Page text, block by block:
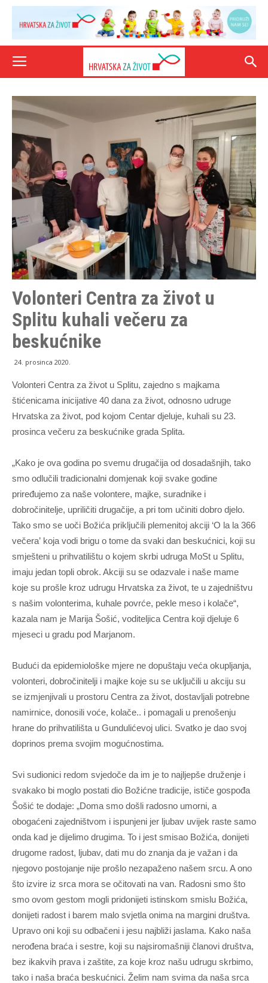
Volonteri Centra za život u
Splitu kuhali večeru za
beskućnike
24. prosinca 2020.
Volonteri Centra za život u Splitu, zajedno s majkama
štićenicama inicijative 40 dana za život, odnosno udruge
Hrvatska za život, pod kojom Centar djeluje, kuhali su 23.
prosinca večeru za beskućnike grada Splita.
„Kako je ova godina po svemu drugačija od dosadašnjih, tako
smo odlučili tradicionalni domjenak koji svake godine
priređujemo za naše volontere, majke, suradnike i
dobročinitelje, upriličiti drugačije, a pri tom učiniti dobro djelo.
Tako smo se uoči Božića priključili plemenitoj akciji ‘O la la 366
večera’ koja vodi brigu o tome da svaki dan beskućnici, koji su
smješteni u prihvatilištu o kojem skrbi udruga MoSt u Splitu,
imaju jedan topli obrok. Akciji su se odazvale i naše mame
koje su prošle kroz udrugu Hrvatska za život, te u zajedništvu
s našim volonterima, kuhale povrće, pekle meso i kolače“,
kazala nam je Marija Šošić, voditeljica Centra koji djeluje 6
mjeseci u gradu pod Marjanom.
Budući da epidemiološke mjere ne dopuštaju veća okupljanja,
volonteri, dobročinitelji i majke koje su se uključili u akciju su
se izmjenjivali u prostoru Centra za život, dostavljali potrebne
namirnice, donosili voće, kolače.. i pomagali u prenošenju
hrane do prihvatilišta u Gundulićevoj ulici. Svatko je dao svoj
doprinos prema svojim mogućnostima.
Svi sudionici redom svjedoče da im je to najljepše druženje i
svakako bi moglo postati dio Božićne tradicije, ističe gospođa
Šošić te dodaje: „Doma smo došli radosno umorni, a
obogaćeni zajedništvom i ispunjeni jer ljubav uvijek raste samo
onda kad je dijelimo drugima. To i jest smisao Božića, donijeti
drugome radost, ljubav, dati mu do znanja da je važan i da
njegovo postojanje nije prošlo nezapaženo našem srcu. A ono
što izvire iz srca mora se očitovati na van. Radosni smo što
smo ovom gestom mogli pridonijeti istinskom smislu Božića,
donijeti radost i barem malo svjetla onima na margini društva.
Upravo oni koji su odbačeni i jesu najbliži jaslama. Kako naša
nerođena braća i sestre, koji su najsiromašniji članovi društva,
bez ikakvih prava i zaštite, za koje kroz našu udrugu skrbimo,
tako i naša braća beskućnici. Želim nam svima da naša srca